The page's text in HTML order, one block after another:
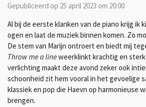
Gepubliceerd op 25 april 2023 om 20:00
Al bij de eerste klanken van de piano krijg ik
ogen en laat de muziek binnen komen. Zo
De stem van Marijn ontroert en biedt mij
Throw me a lineweerklinkt krachtig en
verlichting maakt deze avond zeker ook
schoonheid zit hem vooral in het gevoelige
klassiek en pop die Haevn op harmonieuse
brengen.